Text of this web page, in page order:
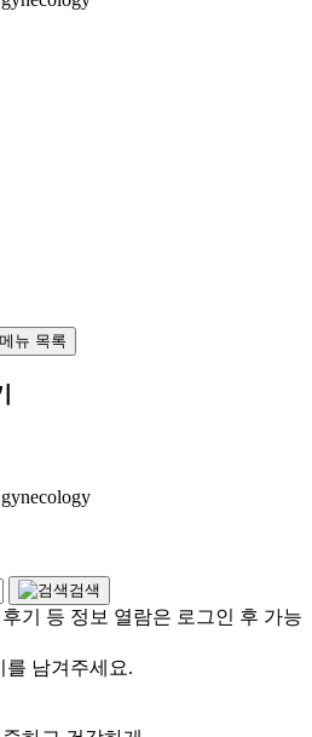
검색
기 등 정보 열람은 로그인 후 가능
를 남겨주세요.